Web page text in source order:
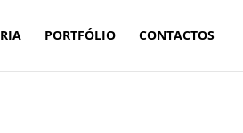
PORTFÓLIO CONTACTOS